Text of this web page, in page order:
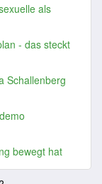
als
- das steckt
Schallenberg
bewegt hat